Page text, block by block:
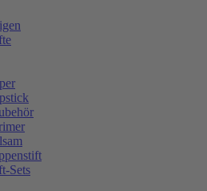
Sets